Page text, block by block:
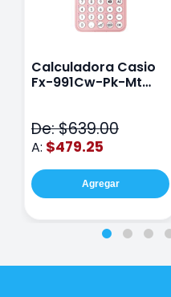
Calculadora Casio
Fx-991Cw-Pk-Mt
De: $639.00
A: $479.25
Agregar